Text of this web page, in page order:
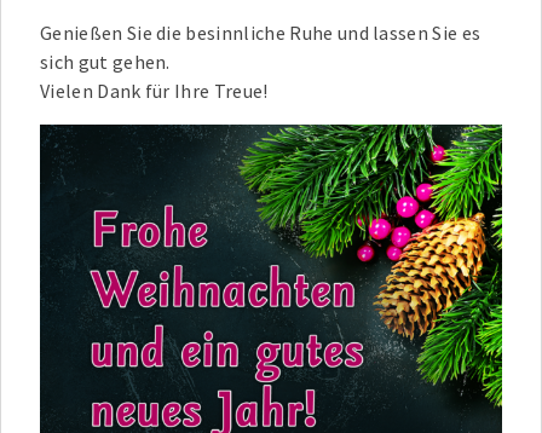
Genießen Sie die besinnliche Ruhe und lassen Sie es
sich gut gehen.
Vielen Dank für Ihre Treue!